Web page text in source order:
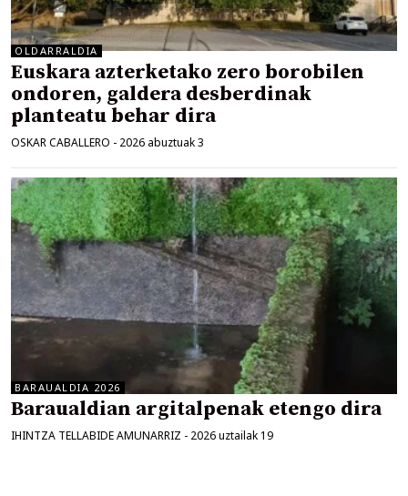
OLDARRALDIA
Euskara azterketako zero borobilen
ondoren, galdera desberdinak
planteatu behar dira
OSKAR CABALLERO - 2026 abuztuak 3
BARAUALDIA 2026
Baraualdian argitalpenak etengo dira
IHINTZA TELLABIDE AMUNARRIZ - 2026 uztailak 19